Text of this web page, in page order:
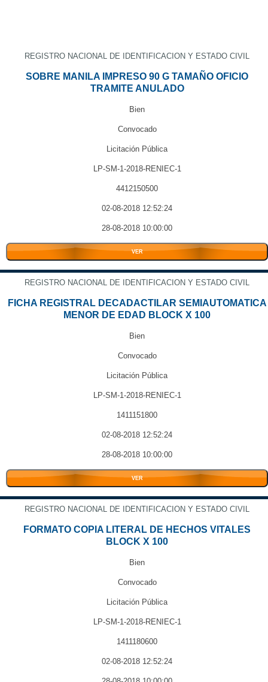
REGISTRO NACIONAL DE IDENTIFICACION Y ESTADO CIVIL
SOBRE MANILA IMPRESO 90 G TAMAÑO OFICIO
TRAMITE ANULADO
Bien
Convocado
Licitación Pública
LP-SM-1-2018-RENIEC-1
4412150500
02-08-2018 12:52:24
28-08-2018 10:00:00
VER
REGISTRO NACIONAL DE IDENTIFICACION Y ESTADO CIVIL
FICHA REGISTRAL DECADACTILAR SEMIAUTOMATICA
MENOR DE EDAD BLOCK X 100
Bien
Convocado
Licitación Pública
LP-SM-1-2018-RENIEC-1
1411151800
02-08-2018 12:52:24
28-08-2018 10:00:00
VER
REGISTRO NACIONAL DE IDENTIFICACION Y ESTADO CIVIL
FORMATO COPIA LITERAL DE HECHOS VITALES
BLOCK X 100
Bien
Convocado
Licitación Pública
LP-SM-1-2018-RENIEC-1
1411180600
02-08-2018 12:52:24